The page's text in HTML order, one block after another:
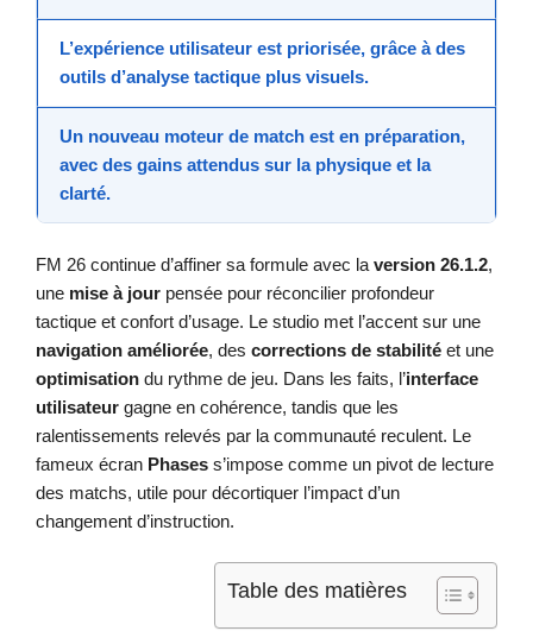
L’expérience utilisateur est priorisée, grâce à des
outils d’analyse tactique plus visuels.
Un nouveau moteur de match est en préparation,
avec des gains attendus sur la physique et la
clarté.
FM 26 continue d’affiner sa formule avec la version 26.1.2,
une mise à jour pensée pour réconcilier profondeur
tactique et confort d’usage. Le studio met l’accent sur une
navigation améliorée, des corrections de stabilité et une
optimisation du rythme de jeu. Dans les faits, l’interface
utilisateur gagne en cohérence, tandis que les
ralentissements relevés par la communauté reculent. Le
fameux écran Phases s’impose comme un pivot de lecture
des matchs, utile pour décortiquer l’impact d’un
changement d’instruction.
Table des matières